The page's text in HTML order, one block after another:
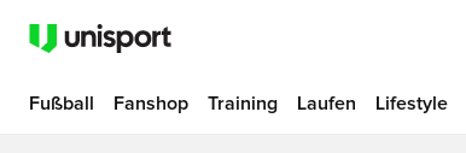
Fußball Fanshop Training Laufen Lifestyle